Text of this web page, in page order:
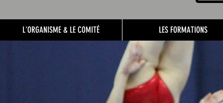
L'ORGANISME & LE COMITÉ LES FORMATIONS